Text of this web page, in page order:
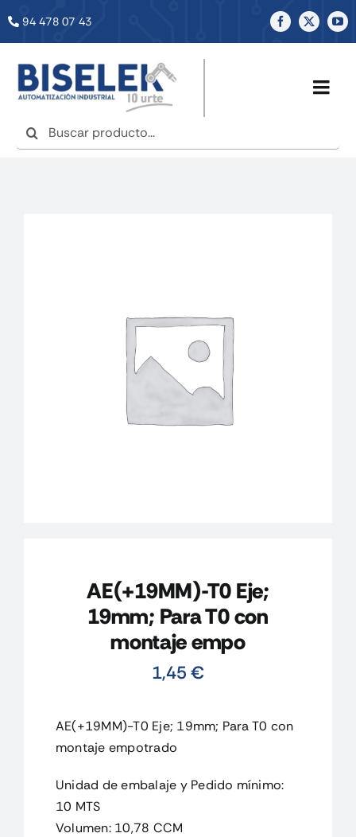
94 478 07 43
Buscar:
INICIO
AE(+19MM)-T0 Eje;
19mm; Para T0 con
montaje empo
1,45 €
AE(+19MM)-T0 Eje; 19mm; Para T0 con
montaje empotrado
Unidad de embalaje y Pedido mínimo:
10 MTS
Volumen: 10,78 CCM